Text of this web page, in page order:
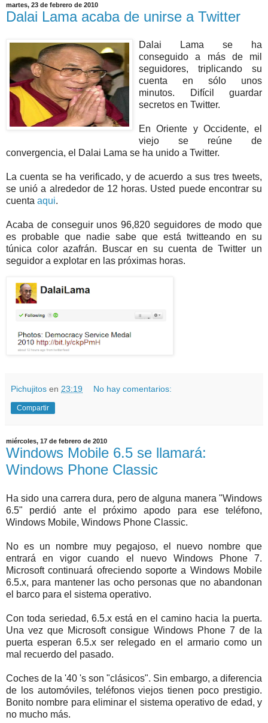
martes, 23 de febrero de 2010
Dalai Lama acaba de unirse a Twitter
Dalai Lama se ha
conseguido a más de mil
seguidores, triplicando su
cuenta en sólo unos
minutos. Difícil guardar
secretos en Twitter.
En Oriente y Occidente, el
viejo se reúne de
convergencia, el Dalai Lama se ha unido a Twitter.
La cuenta se ha verificado, y de acuerdo a sus tres tweets,
se unió a alrededor de 12 horas. Usted puede encontrar su
cuenta aqui.
Acaba de conseguir unos 96,820 seguidores de modo que
es probable que nadie sabe que está twitteando en su
túnica color azafrán. Buscar en su cuenta de Twitter un
seguidor a explotar en las próximas horas.
Pichujitos en 23:19 No hay comentarios:
Compartir
miércoles, 17 de febrero de 2010
Windows Mobile 6.5 se llamará:
Windows Phone Classic
Ha sido una carrera dura, pero de alguna manera "Windows
6.5" perdió ante el próximo apodo para ese teléfono,
Windows Mobile, Windows Phone Classic.
No es un nombre muy pegajoso, el nuevo nombre que
entrará en vigor cuando el nuevo Windows Phone 7.
Microsoft continuará ofreciendo soporte a Windows Mobile
6.5.x, para mantener las ocho personas que no abandonan
el barco para el sistema operativo.
Con toda seriedad, 6.5.x está en el camino hacia la puerta.
Una vez que Microsoft consigue Windows Phone 7 de la
puerta esperan 6.5.x ser relegado en el armario como un
mal recuerdo del pasado.
Coches de la '40 's son "clásicos". Sin embargo, a diferencia
de los automóviles, teléfonos viejos tienen poco prestigio.
Bonito nombre para eliminar el sistema operativo de edad, y
no mucho más.